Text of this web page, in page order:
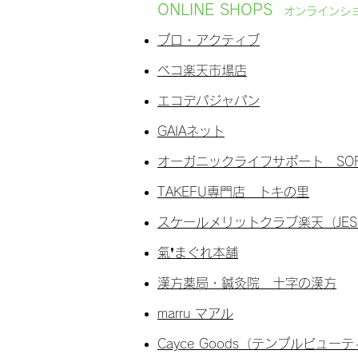
ONLINE SHOPS オンラインシ
プロ・アクティブ
ベコ楽天市場店
エコデパジャパン
GAIAネット
オーガニックライフサポート
TAKEFU専門店 トキの里
スケールメリットクラブ楽天（JES
氣❜まぐれ本舗
漢方薬局・鍼灸院 十字の漢方
marru マアル
Cayce Goods（テンプルビューテ